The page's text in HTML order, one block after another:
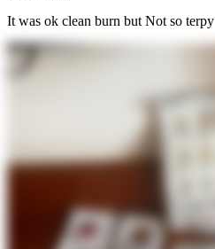
It was ok clean burn but Not so terpy